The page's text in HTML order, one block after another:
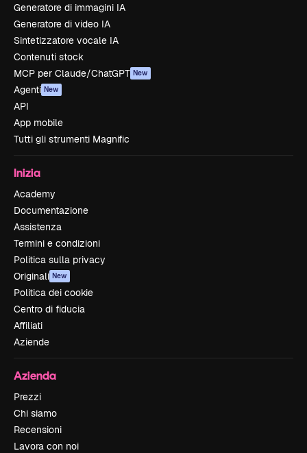
Generatore di immagini IA
Generatore di video IA
Sintetizzatore vocale IA
Contenuti stock
MCP per Claude/ChatGPT New
Agenti New
API
App mobile
Tutti gli strumenti Magnific
Inizia
Academy
Documentazione
Assistenza
Termini e condizioni
Politica sulla privacy
Originali New
Politica dei cookie
Centro di fiducia
Affiliati
Aziende
Azienda
Prezzi
Chi siamo
Recensioni
Lavora con noi